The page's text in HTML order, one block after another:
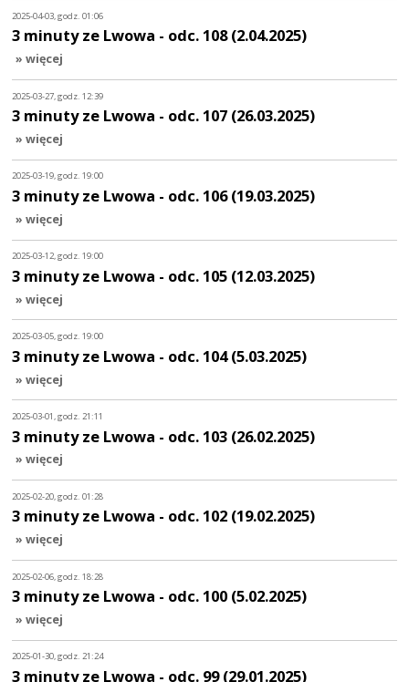
2025-04-03, godz. 01:06
3 minuty ze Lwowa - odc. 108 (2.04.2025)
» więcej
2025-03-27, godz. 12:39
3 minuty ze Lwowa - odc. 107 (26.03.2025)
» więcej
2025-03-19, godz. 19:00
3 minuty ze Lwowa - odc. 106 (19.03.2025)
» więcej
2025-03-12, godz. 19:00
3 minuty ze Lwowa - odc. 105 (12.03.2025)
» więcej
2025-03-05, godz. 19:00
3 minuty ze Lwowa - odc. 104 (5.03.2025)
» więcej
2025-03-01, godz. 21:11
3 minuty ze Lwowa - odc. 103 (26.02.2025)
» więcej
2025-02-20, godz. 01:28
3 minuty ze Lwowa - odc. 102 (19.02.2025)
» więcej
2025-02-06, godz. 18:28
3 minuty ze Lwowa - odc. 100 (5.02.2025)
» więcej
2025-01-30, godz. 21:24
3 minuty ze Lwowa - odc. 99 (29.01.2025)